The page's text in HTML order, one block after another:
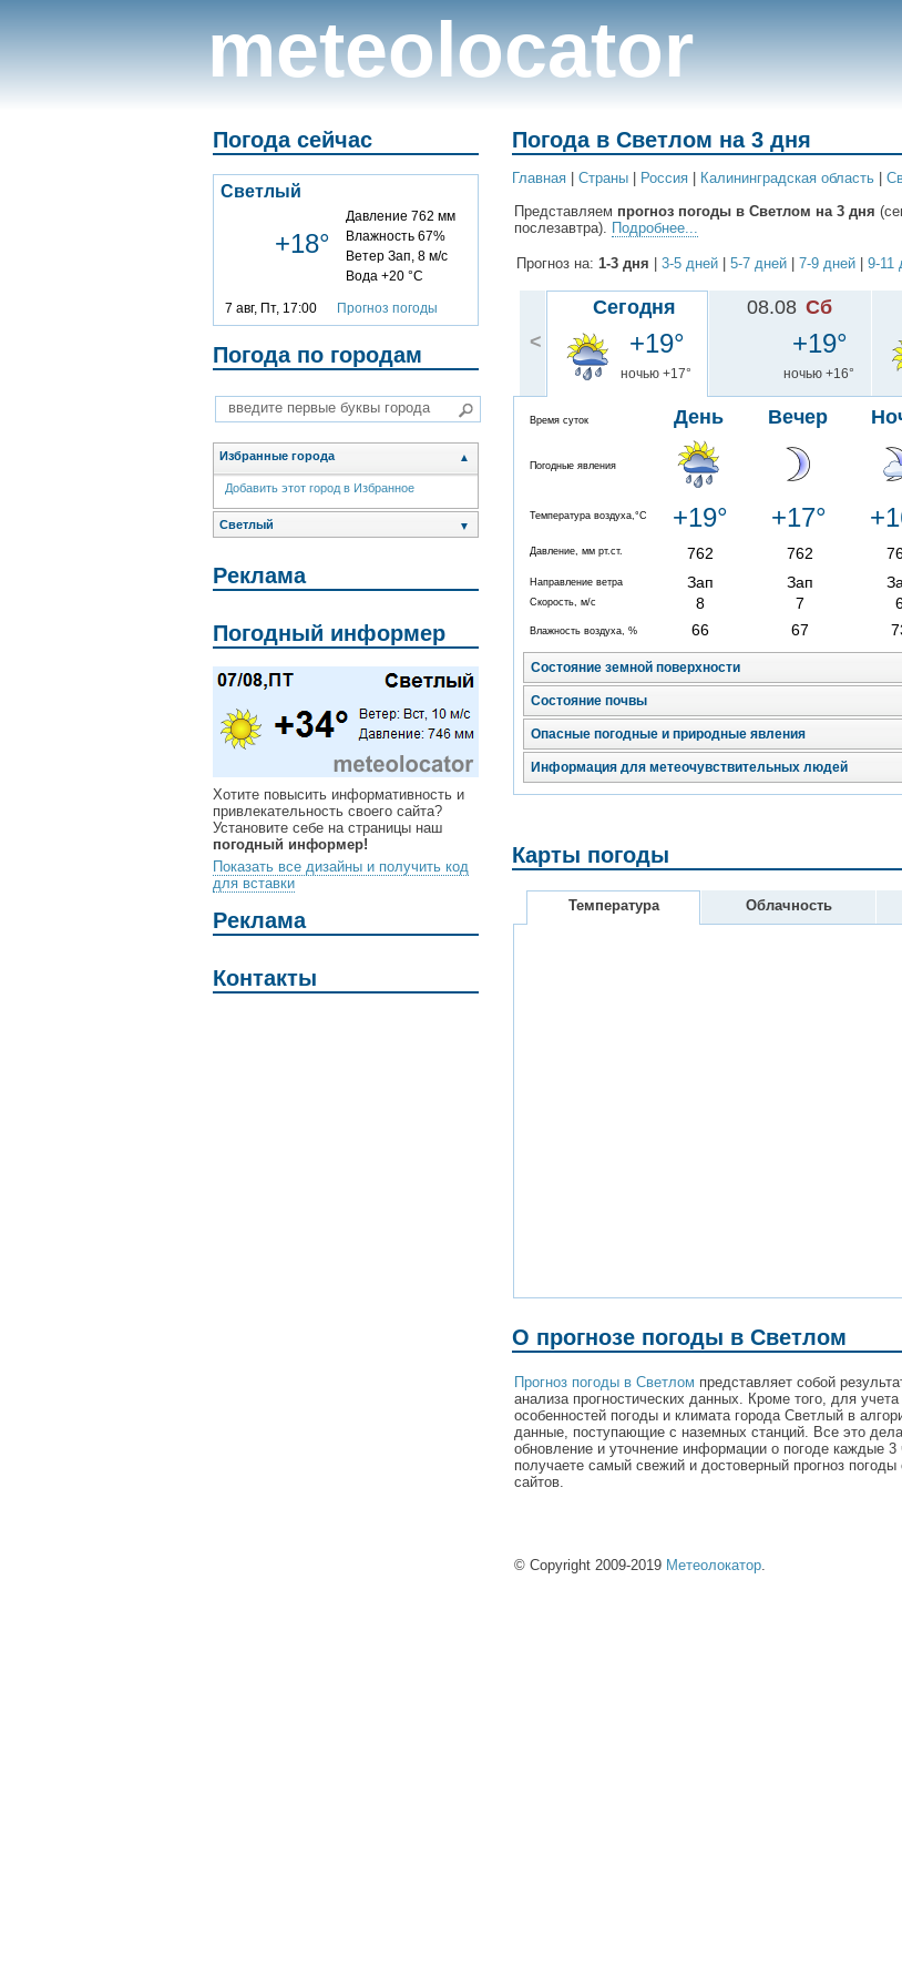
meteolocator
Погода сейчас
Светлый
+18°
Давление 762 мм
Влажность 67%
Ветер Зап, 8 м/с
Вода +20 °C
7 авг, Пт, 17:00 Прогноз погоды
Погода по городам
Избранные города ▲
Добавить этот город в Избранное
Светлый ▼
Реклама
Погодный информер
Хотите повысить информативность и
привлекательность своего сайта?
Установите себе на страницы наш
погодный информер!
Показать все дизайны и получить код
для вставки
Реклама
Контакты
Погода в Светлом на 3 дня
Главная Cтраны Россия Калининградская область
Представляем прогноз погоды в Светлом на 3 дня
послезавтра). Подробнее...
Прогноз на: 1-3 дня 3-5 дней 5-7 дней 7-9 дней 9-11
<
Сегодня
+19°
ночью +17°
Время суток День Вечер
Погодные явления
Температура воздуха,°C +19° +17°
Давление, мм рт.ст. 762 762
Направление ветра Зап Зап
Скорость, м/с 8 7
Влажность воздуха, % 66 67
Состояние земной поверхности
Состояние почвы
Опасные погодные и природные явления
Информация для метеочувствительных людей
08.08 Сб
+19°
ночью +16°
Карты погоды
Температура Облачность
О прогнозе погоды в Светлом
Прогноз погоды в Светлом представляет собой
анализа прогностических данных. Кроме того, для
особенностей погоды и климата города Светлый в
данные, поступающие с наземных станций. Все это
обновление и уточнение информации о погоде каждые 3
получаете самый свежий и достоверный прогноз погоды
сайтов.
© Copyright 2009-2019 Метеолокатор